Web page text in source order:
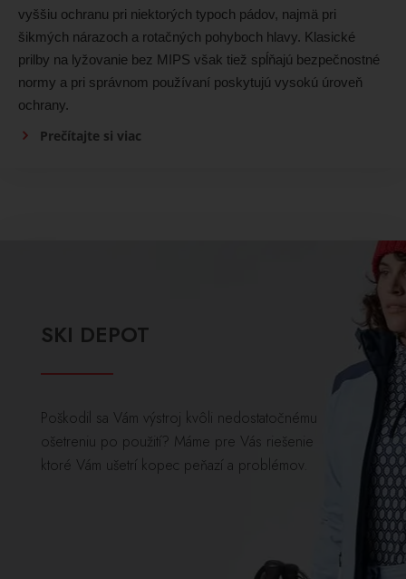
vyššiu ochranu pri niektorých typoch pádov, najmä pri
šikmých nárazoch a rotačných pohyboch hlavy. Klasické
prilby na lyžovanie bez MIPS však tiež spĺňajú bezpečnostné
normy a pri správnom používaní poskytujú vysokú úroveň
ochrany.
Prečítajte si viac
SKI DEPOT
Poškodil sa Vám výstroj kvôli nedostatočnému
ošetreniu po použití? Máme pre Vás riešenie
ktoré Vám ušetrí kopec peňazí a problémov.